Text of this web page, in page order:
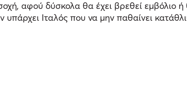
αφού δύσκολα θα έχει βρεθεί εμβόλιο ή
Ιταλός που να μην παθαίνει